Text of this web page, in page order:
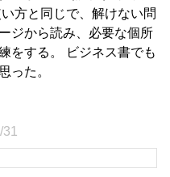
方と同じで、解けない問
ジから読み、必要な個所
をする。 ビジネス書でも
った。